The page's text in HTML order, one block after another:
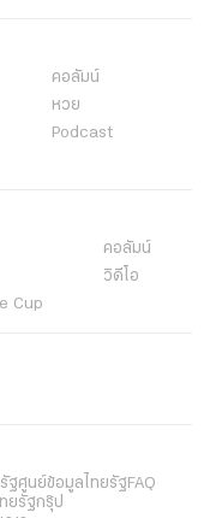
คอลัมน์
หวย
Podcast
คอลัมน์
วิดีโอ
Cup
ฐศูนย์ข้อมูลไทยรัฐFAQ
ยรัฐกรุ๊ป